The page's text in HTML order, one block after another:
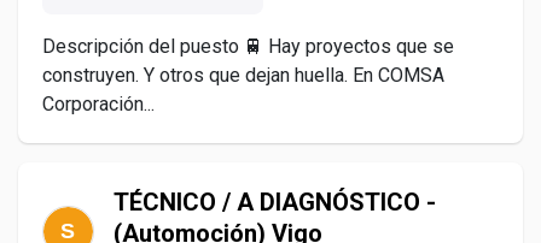
Descripción del puesto 🚆 Hay proyectos que se
construyen. Y otros que dejan huella. En COMSA
Corporación...
TÉCNICO / A DIAGNÓSTICO -
(Automoción) Vigo